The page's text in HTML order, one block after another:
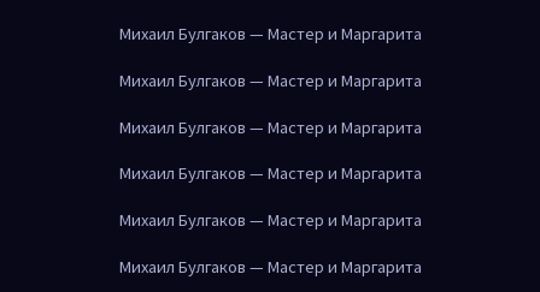
Михаил Булгаков — Мастер и Маргарита
Михаил Булгаков — Мастер и Маргарита
Михаил Булгаков — Мастер и Маргарита
Михаил Булгаков — Мастер и Маргарита
Михаил Булгаков — Мастер и Маргарита
Михаил Булгаков — Мастер и Маргарита